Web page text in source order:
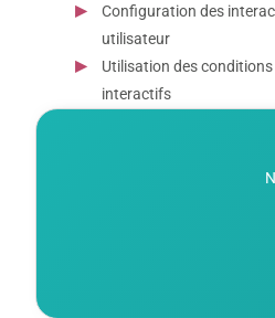
Configuration des
utilisateur
Utilisation des
interactifs